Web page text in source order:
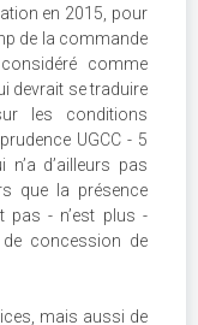
en 2015, pour
de la commande
comme
devrait se traduire
les conditions
UGCC - 5
d’ailleurs pas
que la présence
pas - n’est plus -
concession de
mais aussi de